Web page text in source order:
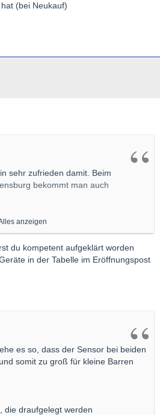
(bei Neukauf)
sehr zufrieden damit. Beim
bekommt man auch
„beiden Geräten“???
anzeigen
du kompetent aufgeklärt worden
in der Tabelle im Eröffnungspost
es so, dass der Sensor bei beiden
somit zu groß für kleine Barren
die draufgelegt werden